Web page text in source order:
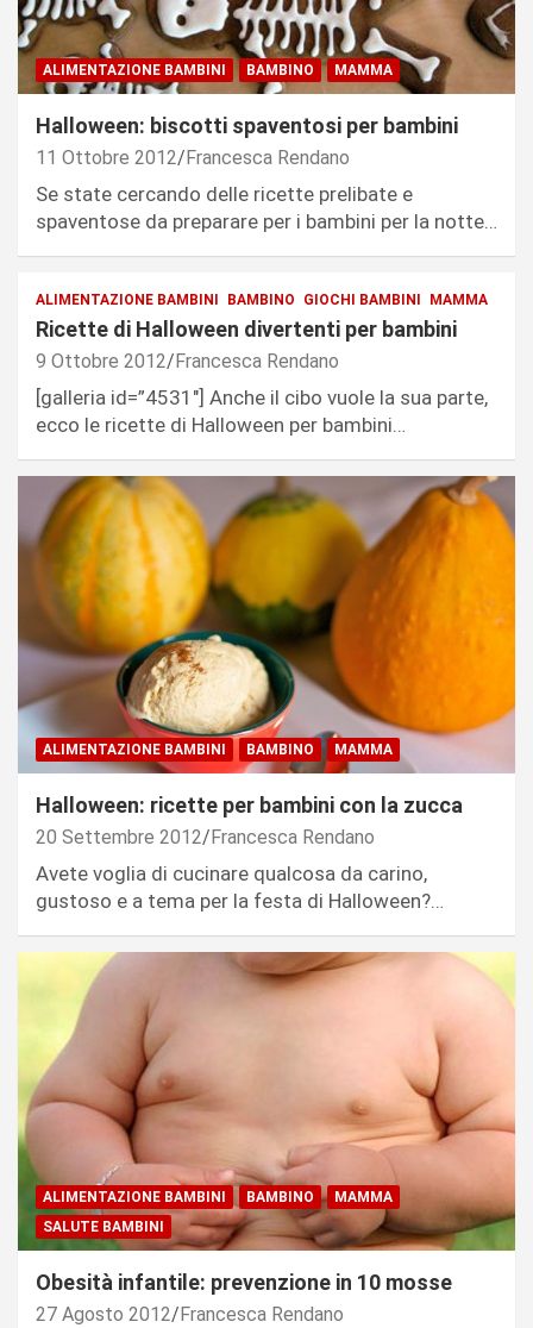
ALIMENTAZIONE BAMBINI BAMBINO MAMMA
Halloween: biscotti spaventosi per bambini
11 Ottobre 2012 Francesca Rendano
Se state cercando delle ricette prelibate e
spaventose da preparare per i bambini per la notte…
ALIMENTAZIONE BAMBINI BAMBINO GIOCHI BAMBINI MAMMA
Ricette di Halloween divertenti per bambini
9 Ottobre 2012 Francesca Rendano
[galleria id=”4531″] Anche il cibo vuole la sua parte,
ecco le ricette di Halloween per bambini…
ALIMENTAZIONE BAMBINI BAMBINO MAMMA
Halloween: ricette per bambini con la zucca
20 Settembre 2012 Francesca Rendano
Avete voglia di cucinare qualcosa da carino,
gustoso e a tema per la festa di Halloween?…
ALIMENTAZIONE BAMBINI BAMBINO
MAMMA
SALUTE BAMBINI
Obesità infantile: prevenzione in 10 mosse
27 Agosto 2012 Francesca Rendano